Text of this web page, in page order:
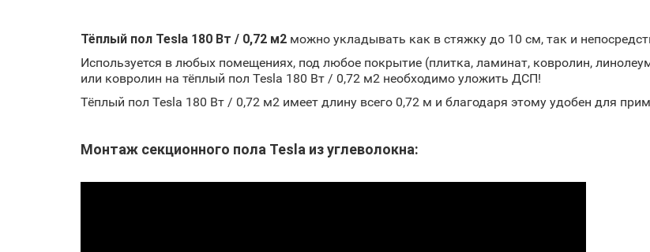
Тёплый пол Tesla 180 Вт / 0,72 м2 можно укладывать как в стяжку до 10 см, так и
Используется в любых помещениях, под любое покрытие (плитка, ламинат, ковролин,
или ковролин на тёплый пол Tesla 180 Вт / 0,72 м2 необходимо уложить ДСП!
Тёплый пол Tesla 180 Вт / 0,72 м2 имеет длину всего 0,72 м и благодаря этому удобен для
Монтаж секционного пола Tesla из углеволокна: